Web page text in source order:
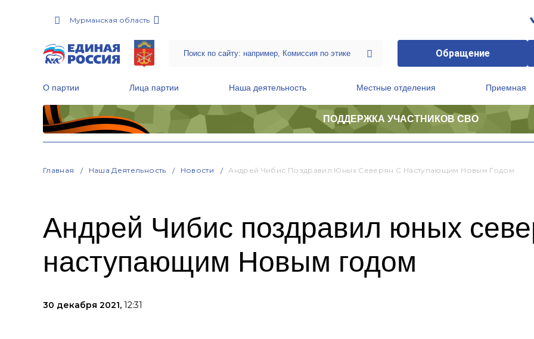
Мурманская область
Обращение
О партии Лица партии Наша деятельность Местные отделения Приемная
ПОДДЕРЖКА УЧАСТНИКОВ СВО
Главная Наша Деятельность Новости Андрей Чибис Поздравил Юных Северян С Наступающим Новым Годом
Андрей Чибис поздравил юных
наступающим Новым годом
30 декабря 2021, 12:31